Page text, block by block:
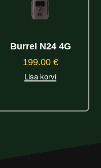
Burrel N24 4G
199.00 €
Lisa korvi